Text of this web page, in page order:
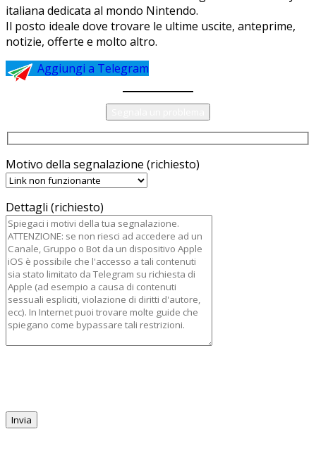
italiana dedicata al mondo Nintendo.
Il posto ideale dove trovare le ultime uscite, anteprime,
notizie, offerte e molto altro.
Aggiungi a Telegram
Motivo della segnalazione (richiesto)
Dettagli (richiesto)